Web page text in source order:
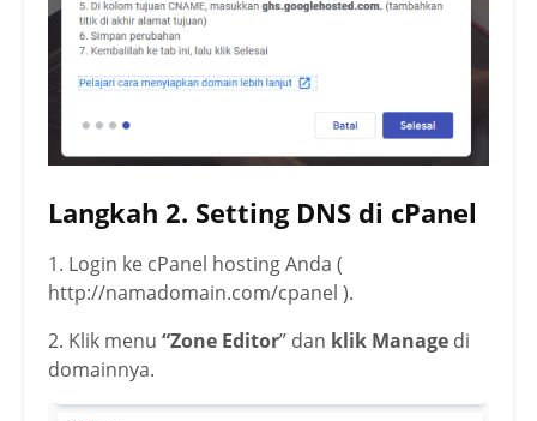
Langkah 2. Setting DNS di cPanel
1. Login ke cPanel hosting Anda (
http://namadomain.com/cpanel ).
2. Klik menu “Zone Editor” dan klik Manage di
domainnya.